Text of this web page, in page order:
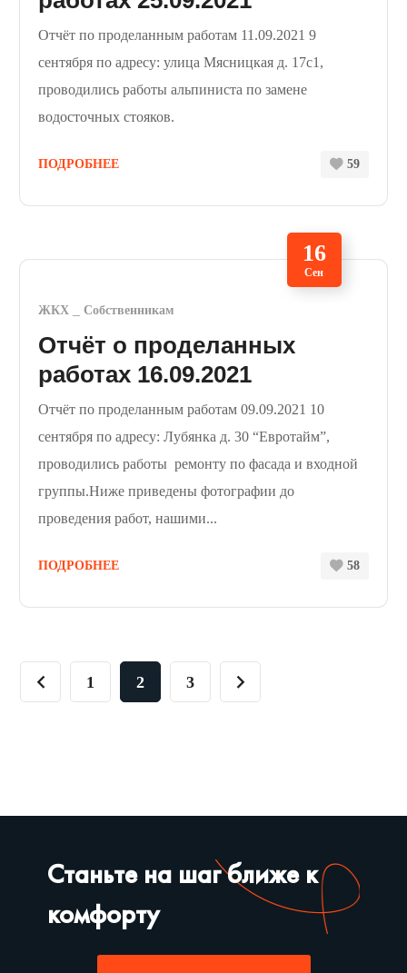
Отчёт по проделанным работам 11.09.2021 9
сентября по адресу: улица Мясницкая д. 17с1,
проводились работы альпиниста по замене
водосточных стояков.
ПОДРОБНЕЕ 59
16
Сен
ЖКХ Собственникам
Отчёт о проделанных
работах 16.09.2021
Отчёт по проделанным работам 09.09.2021 10
сентября по адресу: Лубянка д. 30 “Евротайм”,
проводились работы ремонту по фасада и входной
группы.Ниже приведены фотографии до
проведения работ, нашими...
ПОДРОБНЕЕ 58
1 2 3
Станьте на шаг ближе к
комфорту